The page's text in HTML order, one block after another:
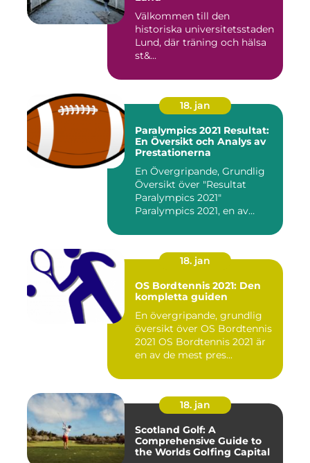
Välkommen till den
historiska universitetsstaden
Lund, där träning och hälsa
st&...
18. jan
Paralympics 2021 Resultat:
En Översikt och Analys av
Prestationerna
En Övergripande, Grundlig
Översikt över "Resultat
Paralympics 2021"
Paralympics 2021, en av
18. jan
OS Bordtennis 2021: Den
kompletta guiden
En övergripande, grundlig
översikt över OS Bordtennis
2021 OS Bordtennis 2021 är
en av de mest pres...
18. jan
Scotland Golf: A
Comprehensive Guide to
the Worlds Golfing Capital